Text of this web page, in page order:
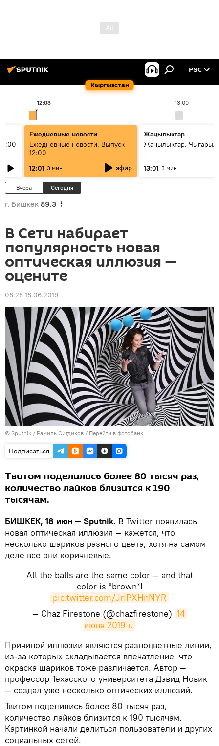
Кыргызстан
РУС
13:00
12:03
Ежедневные новости
Ежедневные новости. Выпуск
12:00
12:01 3 мин эфир
Жаңылыктар
Жаңылыктар.
13:01 3 мин
Вчера Сегодня
г. Бишкек 89.3
В Сети набирает
популярность новая
оптическая иллюзия —
оцените
08:28 18.06.2019
© Sputnik / Рамиль Ситдиков / Перейти в фотобанк
Подписаться
Твитом поделились более 80 тысяч раз,
количество лайков близится к 190
тысячам.
БИШКЕК, 18 июн — Sputnik. В Twitter появилась
новая оптическая иллюзия — кажется, что
несколько шариков разного цвета, хотя на самом
деле все они коричневые.
All the balls are the same color — and that
color is *brown*!
pic.twitter.com/JriPXHnNYR
— Chaz Firestone (@chazfirestone) 14
июня 2019 г.
​Причиной иллюзии являются разноцветные линии,
из-за которых складывается впечатление, что
окраска шариков тоже различается. Автор —
профессор Техасского университета Дэвид Новик
— создал уже несколько оптических иллюзий.
Твитом поделились более 80 тысяч раз,
количество лайков близится к 190 тысячам.
Картинкой начали делиться пользователи и других
социальных сетей.